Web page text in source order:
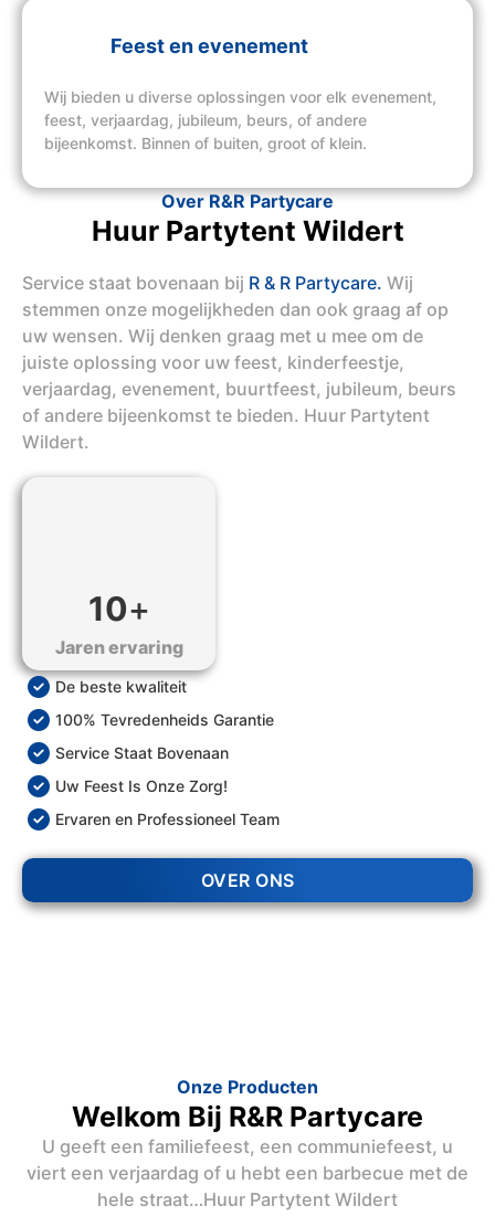
Feest en evenement
Wij bieden u diverse oplossingen voor elk evenement,
feest, verjaardag, jubileum, beurs, of andere
bijeenkomst. Binnen of buiten, groot of klein.
Over R&R Partycare
Huur Partytent Wildert
Service staat bovenaan bij R & R Partycare. Wij
stemmen onze mogelijkheden dan ook graag af op
uw wensen. Wij denken graag met u mee om de
juiste oplossing voor uw feest, kinderfeestje,
verjaardag, evenement, buurtfeest, jubileum, beurs
of andere bijeenkomst te bieden. Huur Partytent
Wildert.
10+
Jaren ervaring
De beste kwaliteit
100% Tevredenheids Garantie
Service Staat Bovenaan
Uw Feest Is Onze Zorg!
Ervaren en Professioneel Team
OVER ONS
Onze Producten
Welkom Bij R&R Partycare
U geeft een familiefeest, een communiefeest, u
viert een verjaardag of u hebt een barbecue met de
hele straat…Huur Partytent Wildert